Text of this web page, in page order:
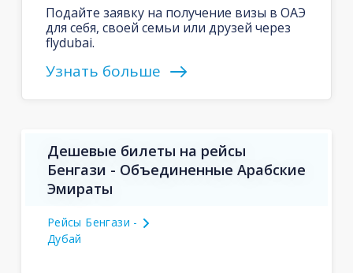
Подайте заявку на получение визы в ОАЭ
для себя, своей семьи или друзей через
flydubai.
Узнать больше
Дешевые билеты на рейсы
Бенгази - Объединенные Арабские
Эмираты
Рейсы Бенгази -
Дубай